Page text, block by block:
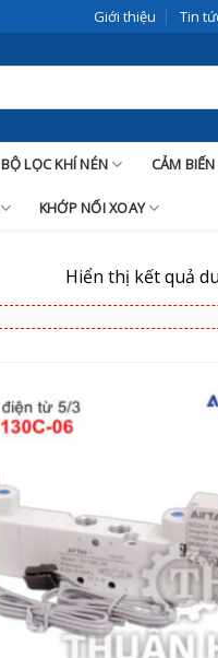
Giới thiệu Tin
BỘ LỌC KHÍ NÉN CẢM
KHỚP NỐI XOAY
Hiển thị kết quả